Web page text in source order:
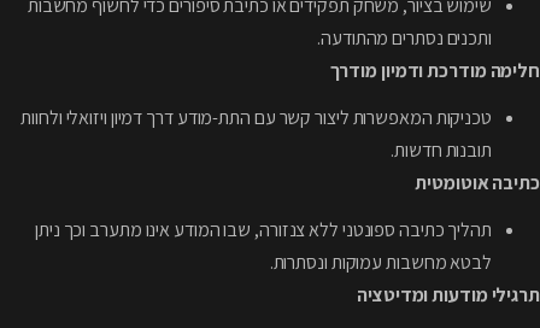
שימוש בציור, משחק תפקידים או כתיבת סיפורים כדי לחשוף מחשבות
ותכנים נסתרים מהתודעה.
חלימה מודרכת ודמיון מודרך
טכניקות המאפשרות ליצור קשר עם התת-מודע דרך דמיון ויזואלי ולחוות
תובנות חדשות.
כתיבה אוטומטית
תהליך כתיבה ספונטני ללא צנזורה, שבו המודע אינו מתערב וכך ניתן
לבטא מחשבות עמוקות ונסתרות.
תרגילי מודעות ומדיטציה